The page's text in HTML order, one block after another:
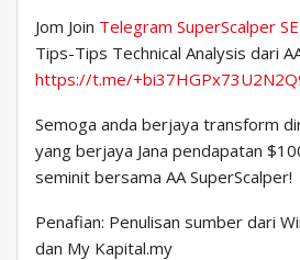
Jom Join Telegram SuperScalper
Tips-Tips Technical Analysis dari
https://t.me/
Semoga anda berjaya transform
yang berjaya Jana pendapatan
seminit bersama AA SuperScalper!
Penafian: Penulisan sumber dari
dan My Kapital.my